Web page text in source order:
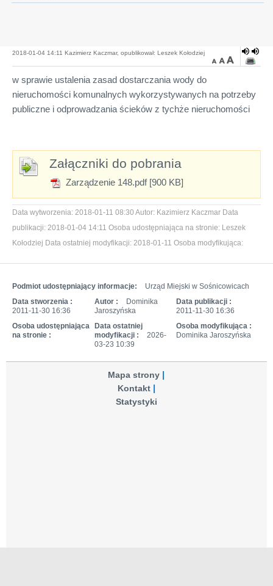
2018-01-04 14:11 Kazimierz Kaczmar, opublikował: Leszek Kołodziej
w sprawie ustalenia zasad dostarczania wody do
nieruchomości komunalnych wykorzystywanych na potrzeby
publiczne i odprowadzania ścieków z tychże nieruchomości
Załączniki do pobrania
Zarządzenie 148.pdf [900 KB]
Data wytworzenia: 2018-01-11 08:30 Autor: Kazimierz Kaczmar Data
publikacji: 2018-01-04 14:11 Osoba udostępniająca na stronie: Leszek
Kołodziej Data ostatniej modyfikacji: 2018-01-11 Osoba modyfikująca:
Podmiot udostępniający informacje:
Urząd Miejski w Sośnicowicach
Data stworzenia :
2011-11-30 16:36
Autor :
Dominika
Jaroszyńska
Data publikacji :
2011-11-30 16:36
Osoba udostępniająca
na stronie :
Data ostatniej
modyfikacji :
2026-
03-23 10:39
Osoba modyfikująca :
Dominika Jaroszyńska
Mapa strony
Kontakt
Statystyki